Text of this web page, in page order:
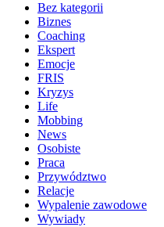
Bez kategorii
Biznes
Coaching
Ekspert
Emocje
FRIS
Kryzys
Life
Mobbing
News
Osobiste
Praca
Przywództwo
Relacje
Wypalenie zawodowe
Wywiady